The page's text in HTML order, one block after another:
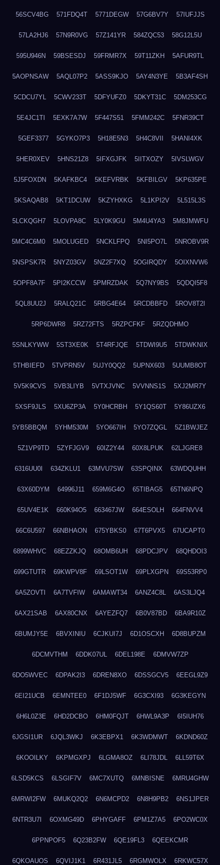
56SCV4BG 571FDQ4T 5771DEGW 57G6BV7Y 57IUFJJS
57LA2HJ6 57N9R0VG 57Z141YR 584ZQC53 58G12L5U
595U946N 59BSESDJ 59FRMR7X 59T11ZKH 5AFUR9TL
5AOPNSAW 5AQL07P2 5ASS9KJO 5AY4N3YE 5B3AF4SH
5CDCU7YL 5CWV233T 5DFYUFZ0 5DKYT31C 5DM253CG
5E4JC1TI 5EXK7A7W 5F447S51 5FMM242C 5FNR39CT
5GEF3377 5GYKO7P3 5H18E5N3 5H4C8VII 5HANI4XK
5HER0XEV 5HNS21Z8 5IFXGJFK 5IITXOZY 5IVSLWGV
5J5FOXDN 5KAFKBC4 5KEFVRBK 5KFBILGV 5KP635PE
5KSAQAB8 5KT1DCUW 5KZYHXKG 5L1KPI2V 5L515L3S
5LCKQGH7 5LOVPA8C 5LY0K9GU 5M4U4YA3 5M8JMWFU
5MC4C6M0 5MOLUGED 5NCKLFPQ 5NI5PO7L 5NROBV9R
5NSPSK7R 5NYZ03GV 5NZ2F7XQ 5OGIRQDY 5OIXNVW6
5OPF8A7F 5PI2KCCW 5PMRZDAK 5Q7NY9BS 5QDQI5F8
5QL8UU2J 5RALQ21C 5RBG4E64 5RCDBBFD 5ROV8T2I
5RP6DWR8 5RZ72FTS 5RZPCFKF 5RZQDHMO
5SNLKYWW 5ST3XE0K 5T4RFJQE 5TDWI9U5 5TDWKNIX
5THBIEFD 5TVPRN5V 5UJY0QQ2 5UPNX603 5UUMB8OT
5V5K9CVS 5VB3LIYB 5VTXJVNC 5VVNNS1S 5XJ2MR7Y
5XSF9JLS 5XU6ZP3A 5Y0HCRBH 5Y1QS60T 5Y86UZX6
5YB5BBQM 5YHM530M 5YO667IH 5YO7ZQGL 5Z1BWJEZ
5Z1VP9TD 5ZYFJGV9 60IZ2Y44 60X8LPUK 62LJGRE8
6316UU0I 634ZKLU1 63MVU7SW 63SPQINX 63WDQUHH
63X60DYM 64996J11 659M6G4O 65TIBAG5 65TN6NPQ
65UV4E1K 660K94O5 663467JW 664ESOLH 664FNVV4
66C6U597 66NBHAON 675YBKS0 67T6PVX5 67UCAPT0
6899WHVC 68EZZKJQ 68OMB6UH 68PDCJPV 68QHDOI3
699GTUTR 69KWPV8F 69LSOT1W 69PLXGPN 69S53RP0
6A5ZOVTI 6A7TVFIW 6AMAWT34 6ANZ4C8L 6AS3LJQ4
6AX21SAB 6AX80CNX 6AYEZFQ7 6B0V87BD 6BA9R10Z
6BUMJY5E 6BVXINIU 6CJKUI7J 6D1OSCXH 6D8BUPZM
6DCMVTHM 6DDK07UL 6DEL198E 6DMVW7ZP
6DO5WVEC 6DPAK2I3 6DREN8XO 6DSSGCV5 6EEGL9Z9
6EI21UCB 6EMNTEE0 6F1DJ5WF 6G3CXI93 6G3KEGYN
6H6L0Z3E 6HD2DCBO 6HM0FQJT 6HWL9A3P 6I5IUH76
6JGSI1UR 6JQL3WKJ 6K3EBPX1 6K3WDMWT 6KDND60Z
6KOOILKY 6KPMGXPJ 6LGMA8OZ 6LI78JDL 6LL59T6X
6LSD5KCS 6LSGIF7V 6MC7XUTQ 6MNBISNE 6MRU4GHW
6MRWI2FW 6MUKQ2Q2 6N6MCPD2 6N8H9PB2 6NS1JPER
6NTR3U7I 6OXMG49D 6PHYGAFF 6PM1Z7A5 6PO2WC0X
6PPNPOF5 6Q23B2FW 6QE19FL3 6QEEKCMR
6QKOAUOS 6QVIJ1K1 6R431JL5 6RGMWOLX 6RKWC57X